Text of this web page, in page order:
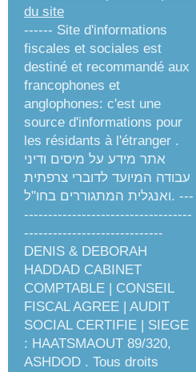
du site
------ Site d'informations
fiscales et sociales est
destiné et recommandé aux
francophones et
anglophones: c'est une
source d'informations pour
les résidants à l'étranger .
אתר מידע על מיסים ודיני
עבודה המיועד לדוברי צרפתית
ואנגלית המתגוררים בחו"ל. ---
-----------------------------------
-----------------------------
DENIS & DEBORAH
HADDAD CABINET
COMPTABLE | CONSEIL
FISCAL AGREE | AUDIT
SOCIAL CERTIFIE | SIEGE
: HAATSMAOUT 89/320,
ASHDOD . Tous droits